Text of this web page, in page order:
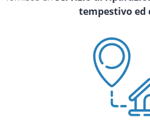
tempestivo ed